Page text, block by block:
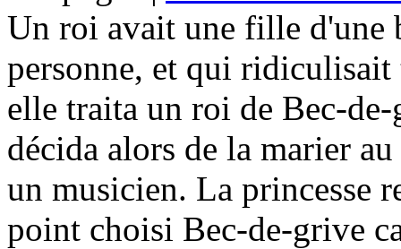
Un roi avait une fille d'une
personne, et qui ridiculisait
elle traita un roi de Bec-
décida alors de la marier
un musicien. La princesse
point choisi Bec-de-grive